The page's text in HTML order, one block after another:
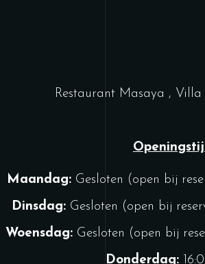
Restaurant Masaya , Villa
Maandag:Gesloten (open bij
Dinsdag: Gesloten (open bij
Woensdag:Gesloten (open bij
Donderdag: